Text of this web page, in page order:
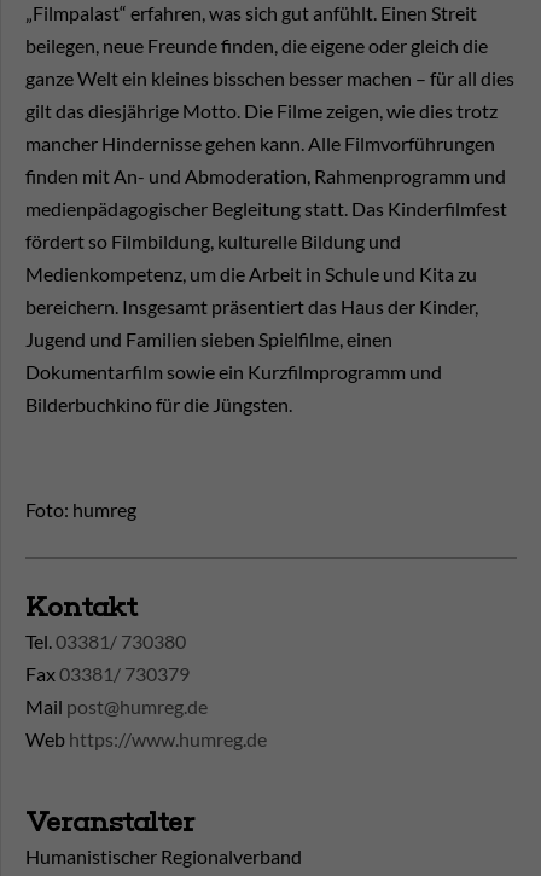
„Filmpalast“ erfahren, was sich gut anfühlt. Einen Streit
beilegen, neue Freunde finden, die eigene oder gleich die
ganze Welt ein kleines bisschen besser machen – für all dies
gilt das diesjährige Motto. Die Filme zeigen, wie dies trotz
mancher Hindernisse gehen kann. Alle Filmvorführungen
finden mit An- und Abmoderation, Rahmenprogramm und
medienpädagogischer Begleitung statt. Das Kinderfilmfest
fördert so Filmbildung, kulturelle Bildung und
Medienkompetenz, um die Arbeit in Schule und Kita zu
bereichern. Insgesamt präsentiert das Haus der Kinder,
Jugend und Familien sieben Spielfilme, einen
Dokumentarfilm sowie ein Kurzfilmprogramm und
Bilderbuchkino für die Jüngsten.
Foto: humreg
Kontakt
Tel.03381/ 730380
Fax03381/ 730379
Mail post@humreg.de
Web https://www.humreg.de
Veranstalter
Humanistischer Regionalverband